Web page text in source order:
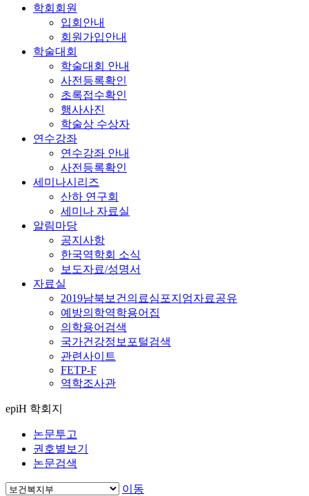
학회회원
입회안내
회원가입안내
학술대회
학술대회 안내
사전등록확인
초록접수확인
행사사진
학술상 수상자
연수강좌
연수강좌 안내
사전등록확인
세미나시리즈
산하 연구회
세미나 자료실
알림마당
공지사항
한국역학회 소식
보도자료/성명서
자료실
2019남북보건의료심포지엄자료공유
예방의학역학용어집
의학용어검색
국가건강정보포털검색
관련사이트
FETP-F
역학조사관
epiH 학회지
논문투고
권호별보기
논문검색
이동